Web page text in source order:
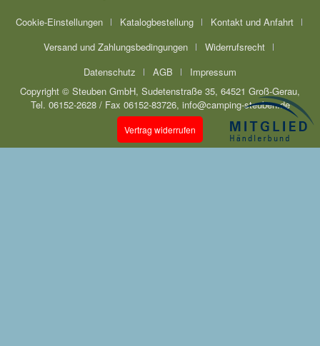
Cookie-Einstellungen Katalogbestellung
Kontakt und Anfahrt
Versand und Zahlungsbedingungen
Widerrufsrecht
Datenschutz
AGB
Impressum
Copyright © Steuben GmbH, Sudetenstraße 35, 64521 Groß-Gerau,
Tel. 06152-2628 / Fax 06152-83726, info@camping-steuben.de
Vertrag widerrufen